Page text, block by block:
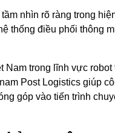
nhìn rõ ràng trong
điều phối thông
trong lĩnh vực
Post Logistics giúp
góp vào tiến trình